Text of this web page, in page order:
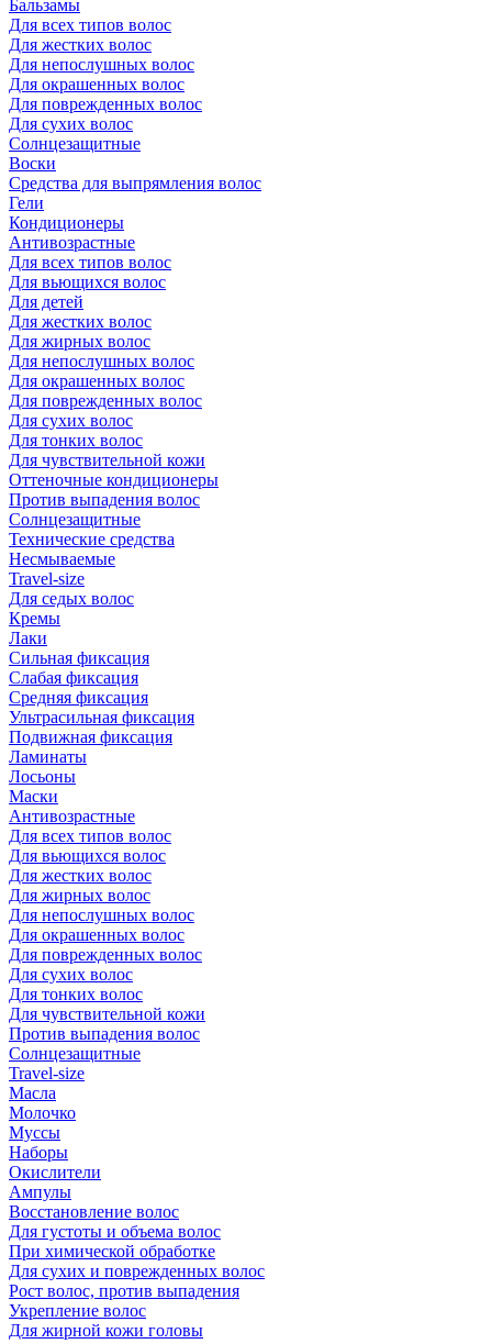
Бальзамы
Для всех типов волос
Для жестких волос
Для непослушных волос
Для окрашенных волос
Для поврежденных волос
Для сухих волос
Солнцезащитные
Воски
Средства для выпрямления волос
Гели
Кондиционеры
Антивозрастные
Для всех типов волос
Для вьющихся волос
Для детей
Для жестких волос
Для жирных волос
Для непослушных волос
Для окрашенных волос
Для поврежденных волос
Для сухих волос
Для тонких волос
Для чувствительной кожи
Оттеночные кондиционеры
Против выпадения волос
Солнцезащитные
Технические средства
Несмываемые
Travel-size
Для седых волос
Кремы
Лаки
Сильная фиксация
Слабая фиксация
Средняя фиксация
Ультрасильная фиксация
Подвижная фиксация
Ламинаты
Лосьоны
Маски
Антивозрастные
Для всех типов волос
Для вьющихся волос
Для жестких волос
Для жирных волос
Для непослушных волос
Для окрашенных волос
Для поврежденных волос
Для сухих волос
Для тонких волос
Для чувствительной кожи
Против выпадения волос
Солнцезащитные
Travel-size
Масла
Молочко
Муссы
Наборы
Окислители
Ампулы
Восстановление волос
Для густоты и объема волос
При химической обработке
Для сухих и поврежденных волос
Рост волос, против выпадения
Укрепление волос
Для жирной кожи головы